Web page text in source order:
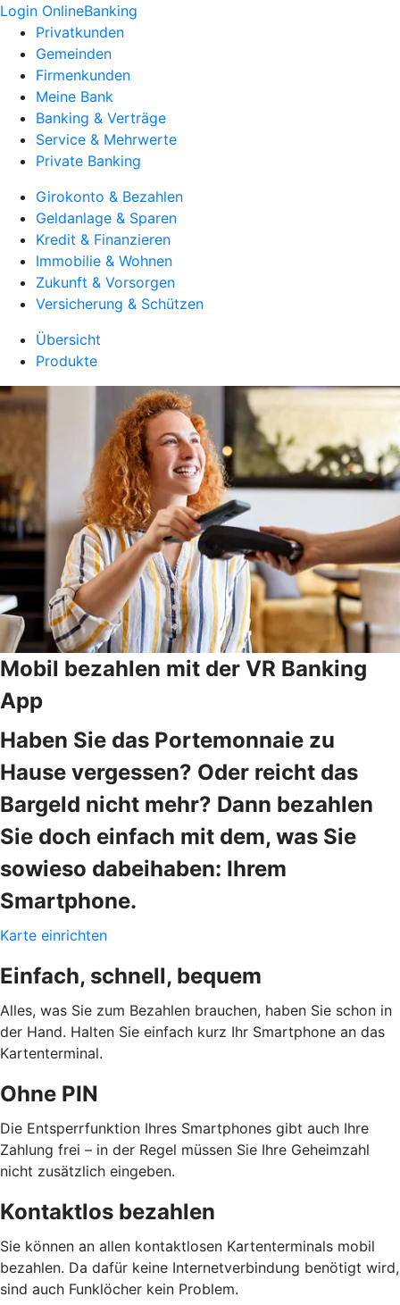
Login OnlineBanking
Privatkunden
Gemeinden
Firmenkunden
Meine Bank
Banking & Verträge
Service & Mehrwerte
Private Banking
Girokonto & Bezahlen
Geldanlage & Sparen
Kredit & Finanzieren
Immobilie & Wohnen
Zukunft & Vorsorgen
Versicherung & Schützen
Übersicht
Produkte
Mobil bezahlen mit der VR Banking
App
Haben Sie das Portemonnaie zu
Hause vergessen? Oder reicht das
Bargeld nicht mehr? Dann bezahlen
Sie doch einfach mit dem, was Sie
sowieso dabeihaben: Ihrem
Smartphone.
Karte einrichten
Einfach, schnell, bequem
Alles, was Sie zum Bezahlen brauchen, haben Sie schon in
der Hand. Halten Sie einfach kurz Ihr Smartphone an das
Kartenterminal.
Ohne PIN
Die Entsperrfunktion Ihres Smartphones gibt auch Ihre
Zahlung frei – in der Regel müssen Sie Ihre Geheimzahl
nicht zusätzlich eingeben.
Kontaktlos bezahlen
Sie können an allen kontaktlosen Kartenterminals mobil
bezahlen. Da dafür keine Internetverbindung benötigt wird,
sind auch Funklöcher kein Problem.